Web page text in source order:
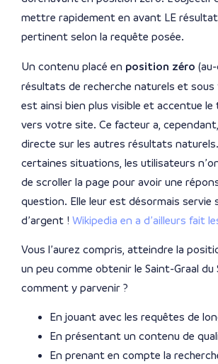
mettre rapidement en avant LE résultat
pertinent selon la requête posée.
Un contenu placé en position zéro
résultats de recherche naturels et sous
est ainsi bien plus visible et accentue le
vers votre site. Ce facteur a,
directe sur les autres résultats naturels.
certaines situations, les utilisateurs
de scroller la page pour avoir une
question. Elle leur est désormais servie
d’argent ! Wikipedia en a d’ailleurs fait
Vous l’aurez compris, atteindre la
un peu comme obtenir le Saint-Graal du
comment y parvenir ?
En jouant avec les requêtes de
En présentant un contenu de
En prenant en compte la